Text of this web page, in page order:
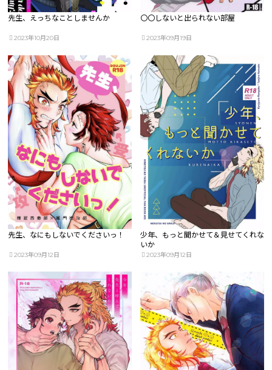
先生、えっちなことしませんか
2023年10月20日
〇〇しないと出られない部屋
2023年09月19日
先生、なにもしないでくださいっ！
2023年09月12日
少年、もっと聞かせて＆見せてくれな
いか
2023年09月12日